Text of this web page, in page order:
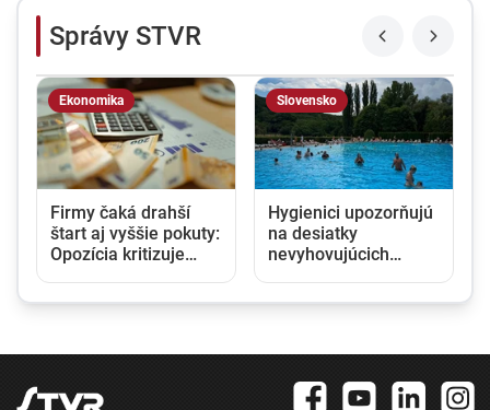
Správy STVR
Ekonomika
Firmy čaká drahší
štart aj vyššie pokuty:
Opozícia kritizuje
Slovensko
Hygienici upozorňujú
na desiatky
nevyhovujúcich